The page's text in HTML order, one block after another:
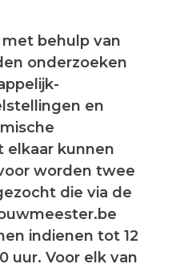
behulp van
onderzoeken
en
kunnen
worden twee
die via de
indienen tot 12
uur. Voor elk van